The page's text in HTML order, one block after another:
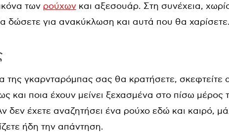
των ρούχων και αξεσουάρ. Στη συνέχεια,
δώσετε για ανακύκλωση και αυτά που θα χαρίσετε.
της γκαρνταρόμπας σας θα κρατήσετε, σκεφτείτε
και ποια έχουν μείνει ξεχασμένα στο πίσω μέρος
δεν έχετε αναζητήσει ένα ρούχο εδώ και καιρό,
ήδη την απάντηση.